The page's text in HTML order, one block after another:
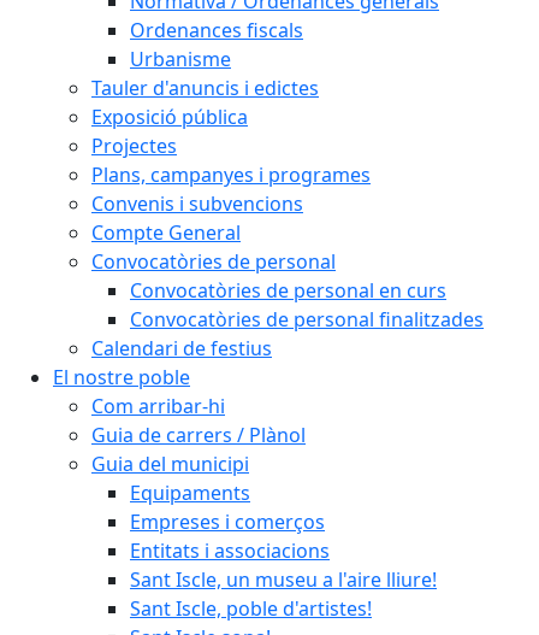
Ordenances fiscals
Urbanisme
Tauler d'anuncis i edictes
Exposició pública
Projectes
Plans, campanyes i programes
Convenis i subvencions
Compte General
Convocatòries de personal
Convocatòries de personal en curs
Convocatòries de personal finalitzades
Calendari de festius
El nostre poble
Com arribar-hi
Guia de carrers / Plànol
Guia del municipi
Equipaments
Empreses i comerços
Entitats i associacions
Sant Iscle, un museu a l'aire lliure!
Sant Iscle, poble d'artistes!